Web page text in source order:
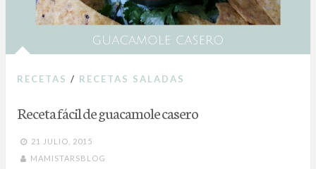
RECETAS / RECETAS SALADAS
Receta fácil de guacamole casero
21 JULIO, 2015
MAMISTARSBLOG